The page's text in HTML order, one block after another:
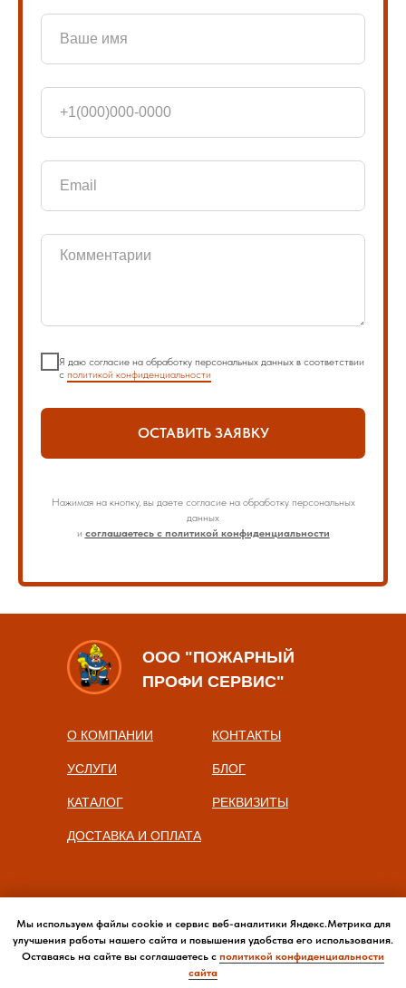
Я даю согласие на обработку персональных данных в соответствии
с политикой конфиденциальности
ОСТАВИТЬ ЗАЯВКУ
Нажимая на кнопку, вы даете согласие на обработку персональных
данных
и соглашаетесь с политикой конфиденциальности
ООО "ПОЖАРНЫЙ
ПРОФИ СЕРВИС"
О КОМПАНИИ
УСЛУГИ
КАТАЛОГ
ДОСТАВКА И ОПЛАТА
КОНТАКТЫ
РЕКВИЗИТЫ
БЛОГ
Мы используем файлы cookie и сервис веб-аналитики Яндекс.Метрика для
улучшения работы нашего сайта и повышения удобства его использования.
Оставаясь на сайте вы соглашаетесь с политикой конфиденциальности
сайта